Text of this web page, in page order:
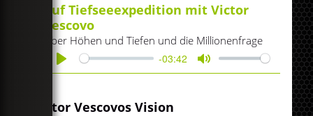
Auf Tiefseeexpedition mit Victor
Vescovo
Über Höhen und Tiefen und die Millionenfrage
Play
-03:42
Mute
Victor Vescovos Vision